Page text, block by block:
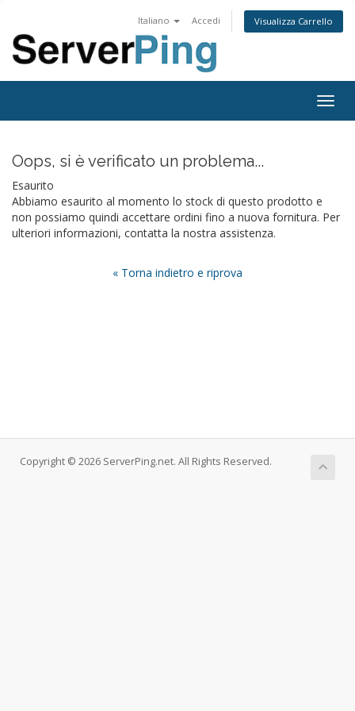
Italiano Accedi Visualizza Carrello
Oops, si è verificato un problema...
Esaurito
Abbiamo esaurito al momento lo stock di questo prodotto e
non possiamo quindi accettare ordini fino a nuova fornitura. Per
ulteriori informazioni, contatta la nostra assistenza.
« Torna indietro e riprova
Copyright © 2026 ServerPing.net. All Rights Reserved.